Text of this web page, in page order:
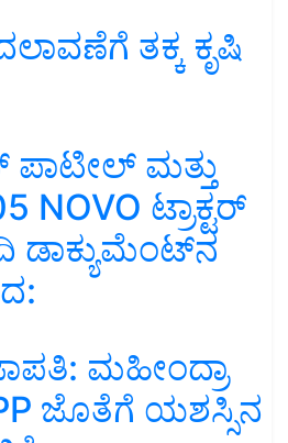
ತಕ್ಕ ಕೃಷಿ
ಮತ್ತು
NOVO ಟ್ರಾಕ್ಟರ್
ಡಾಕ್ಯುಮೆಂಟ್‌ನ
ಮಹೀಂದ್ರಾ
ಜೊತೆಗೆ ಯಶಸ್ಸಿನ